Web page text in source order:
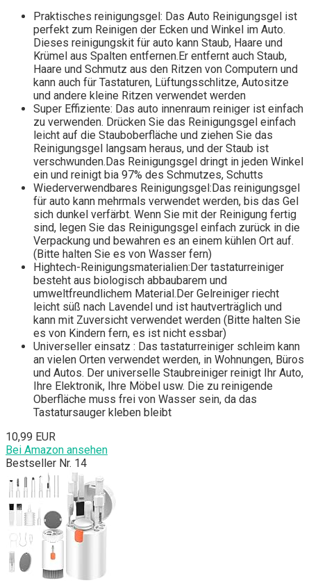
Praktisches reinigungsgel: Das Auto Reinigungsgel ist
perfekt zum Reinigen der Ecken und Winkel im Auto.
Dieses reinigungskit für auto kann Staub, Haare und
Krümel aus Spalten entfernen.Er entfernt auch Staub,
Haare und Schmutz aus den Ritzen von Computern und
kann auch für Tastaturen, Lüftungsschlitze, Autositze
und andere kleine Ritzen verwendet werden
Super Effiziente: Das auto innenraum reiniger ist einfach
zu verwenden. Drücken Sie das Reinigungsgel einfach
leicht auf die Stauboberfläche und ziehen Sie das
Reinigungsgel langsam heraus, und der Staub ist
verschwunden.Das Reinigungsgel dringt in jeden Winkel
ein und reinigt bia 97% des Schmutzes, Schutts
Wiederverwendbares Reinigungsgel:Das reinigungsgel
für auto kann mehrmals verwendet werden, bis das Gel
sich dunkel verfärbt. Wenn Sie mit der Reinigung fertig
sind, legen Sie das Reinigungsgel einfach zurück in die
Verpackung und bewahren es an einem kühlen Ort auf.
(Bitte halten Sie es von Wasser fern)
Hightech-Reinigungsmaterialien:Der tastaturreiniger
besteht aus biologisch abbaubarem und
umweltfreundlichem Material.Der Gelreiniger riecht
leicht süß nach Lavendel und ist hautverträglich und
kann mit Zuversicht verwendet werden (Bitte halten Sie
es von Kindern fern, es ist nicht essbar)
Universeller einsatz : Das tastaturreiniger schleim kann
an vielen Orten verwendet werden, in Wohnungen, Büros
und Autos. Der universelle Staubreiniger reinigt Ihr Auto,
Ihre Elektronik, Ihre Möbel usw. Die zu reinigende
Oberfläche muss frei von Wasser sein, da das
Tastatursauger kleben bleibt
10,99 EUR
Bei Amazon ansehen
Bestseller Nr. 14